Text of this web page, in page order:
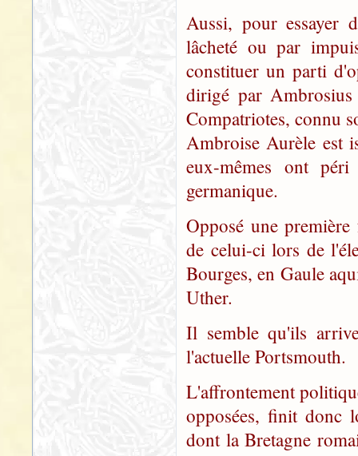
Aussi, pour essayer
lâcheté ou par
constituer un parti
dirigé par
Compatriotes, connu
Ambroise Aurèle est
eux-mêmes ont péri
germanique.
Opposé une
de celui-ci lors de
Bourges, en Gaule
Uther.
Il semble qu'ils
l'actuelle Portsmouth.
L'affrontement
opposées, finit donc
dont la Bretagne